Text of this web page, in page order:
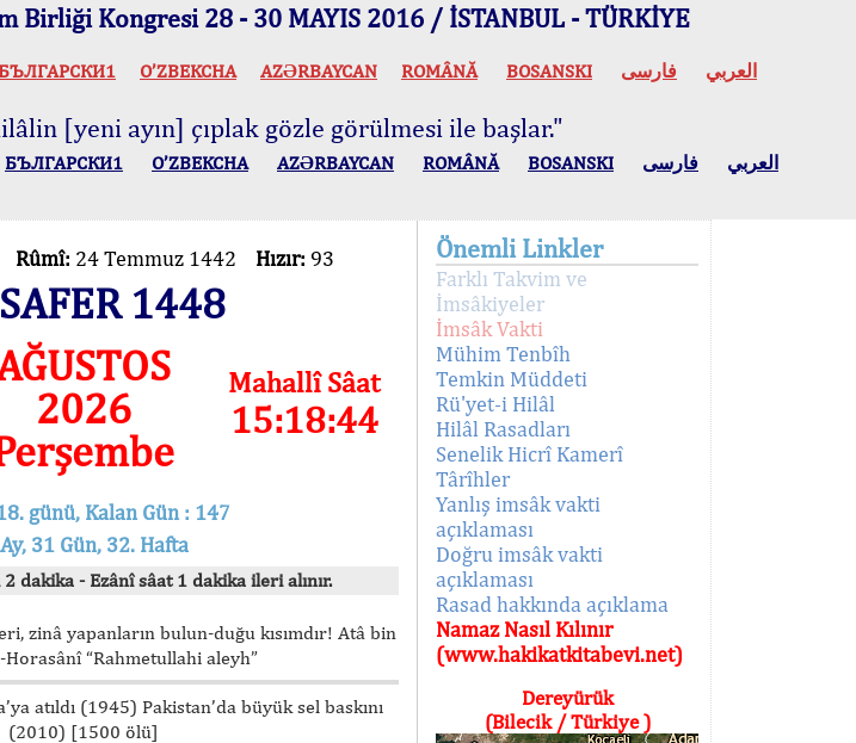
Birliği Kongresi 28 - 30 MAYIS 2016 / İSTANBUL - TÜRKİYE
БЪЛГАРСКИ1 O’ZBEKCHA AZӘRBAYCAN ROMÂNĂ BOSANSKI العربي فارسی
[yeni ayın] çıplak gözle görülmesi ile başlar."
БЪЛГАРСКИ1 O’ZBEKCHA AZӘRBAYCAN ROMÂNĂ BOSANSKI العربي فارسی
Rûmî: 24 Temmuz 1442 Hızır: 93
1448
2026
Mahallî Sâat
15:18:44
günü, Kalan Gün : 147
31 Gün, 32. Hafta
2 dakika - Ezânî sâat 1 dakika ileri alınır.
zinâ yapanların bulun-duğu kısımdır! Atâ bin
Horasânî “Rahmetullahi aleyh”
atıldı (1945) Pakistan’da büyük sel baskını
(2010) [1500 ölü]
Önemli Linkler
Farklı Takvim ve
İmsâkiyeler
İmsâk Vakti
Mühim Tenbîh
Temkin Müddeti
Rü'yet-i Hilâl
Hilâl Rasadları
Senelik Hicrî Kamerî
Târîhler
Yanlış imsâk vakti
açıklaması
Doğru imsâk vakti
açıklaması
Rasad hakkında açıklama
Namaz Nasıl Kılınır
(www.hakikatkitabevi.net)
Dereyürük
(Bilecik / Türkiye )